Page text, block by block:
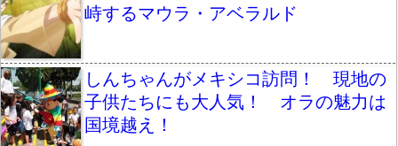
峙するマウラ・アベラルド
しんちゃんがメキシコ訪問！ 現地の
子供たちにも大人気！ オラの魅力は
国境越え！